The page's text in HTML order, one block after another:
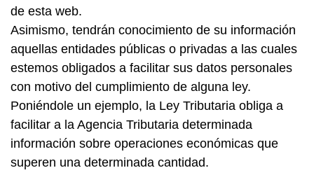
de esta web.
Asimismo, tendrán conocimiento de su información
aquellas entidades públicas o privadas a las cuales
estemos obligados a facilitar sus datos personales
con motivo del cumplimiento de alguna ley.
Poniéndole un ejemplo, la Ley Tributaria obliga a
facilitar a la Agencia Tributaria determinada
información sobre operaciones económicas que
superen una determinada cantidad.